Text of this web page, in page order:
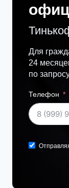
Для
24
по
Телефон